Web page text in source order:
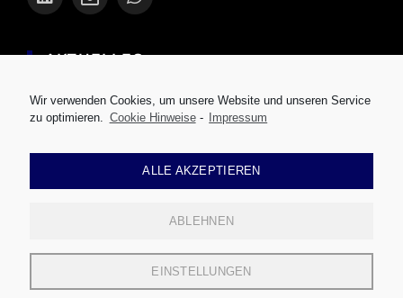
AKTUELLES
Die besten Smartphones 2023 im Vergleich
Innovative Peripheriegeräte für Computer
Kamera-Objektive für die perfekte
Wir verwenden Cookies, um unsere Website und unseren Service
zu optimieren. Cookie Hinweise- Impressum
ALLE AKZEPTIEREN
ABLEHNEN
EINSTELLUNGEN